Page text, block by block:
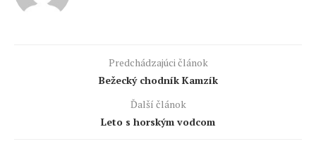
Predchádzajúci článok
Bežecký chodník Kamzík
Ďalší článok
Leto s horským vodcom